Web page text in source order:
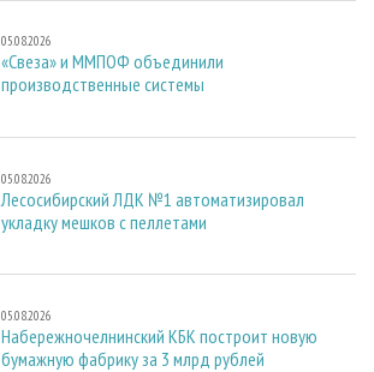
05.08.2026
«Свеза» и ММПОФ объединили
производственные системы
05.08.2026
Лесосибирский ЛДК №1 автоматизировал
укладку мешков с пеллетами
05.08.2026
Набережночелнинский КБК построит новую
бумажную фабрику за 3 млрд рублей